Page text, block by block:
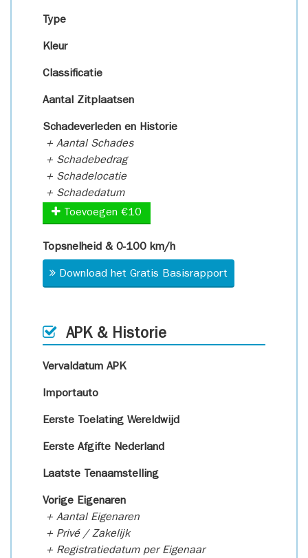
Type
Kleur
Classificatie
Aantal Zitplaatsen
Schadeverleden en Historie
+ Aantal Schades
+ Schadebedrag
+ Schadelocatie
+ Schadedatum
Toevoegen €10
Topsnelheid & 0-100 km/h
Download het Gratis Basisrapport
APK & Historie
Vervaldatum APK
Importauto
Eerste Toelating Wereldwijd
Eerste Afgifte Nederland
Laatste Tenaamstelling
Vorige Eigenaren
+ Aantal Eigenaren
+ Privé / Zakelijk
+ Registratiedatum per Eigenaar